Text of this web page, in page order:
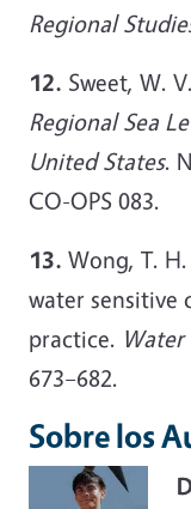
Regional
12. Sweet, W.
Regional Sea
United States.
CO-OPS 083.
13. Wong, T. H.
water sensitive
practice. Water
673–682.
Sobre los